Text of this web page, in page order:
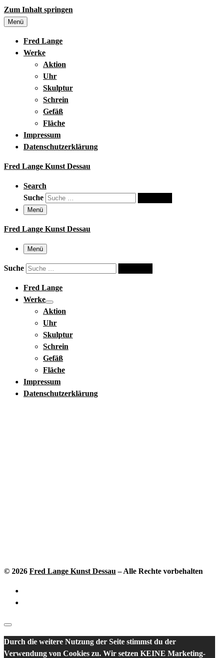
Zum Inhalt springen
Menü
Fred Lange
Werke
Aktion
Uhr
Skulptur
Schrein
Gefäß
Fläche
Impressum
Datenschutzerklärung
Fred Lange Kunst Dessau
Search
Suche
Menü
Fred Lange Kunst Dessau
Menü
Suche
Fred Lange
Werke
Aktion
Uhr
Skulptur
Schrein
Gefäß
Fläche
Impressum
Datenschutzerklärung
© 2026 Fred Lange Kunst Dessau – Alle Rechte vorbehalten
Durch die weitere Nutzung der Seite stimmst du der
Verwendung von Cookies zu. Wir setzen KEINE Marketing-